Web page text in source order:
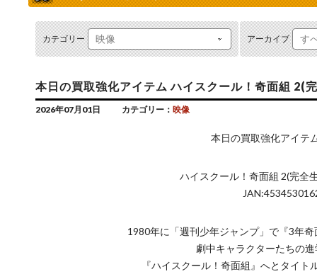
カテゴリー アーカイブ
本日の買取強化アイテム ハイスクール！奇面組
2026年07月01日 カテゴリー： 映像
本日の買取強化アイテ
ハイスクール！奇面組 2(完全
1980年に「週刊少年ジャンプ」で『3年
劇中キャラクターたちの
『ハイスクール！奇面組』へとタイ